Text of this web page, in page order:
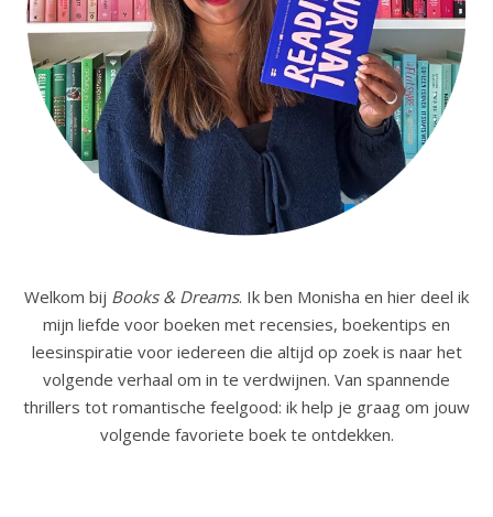
Welkom bij Books & Dreams. Ik ben Monisha en hier deel ik
mijn liefde voor boeken met recensies, boekentips en
leesinspiratie voor iedereen die altijd op zoek is naar het
volgende verhaal om in te verdwijnen. Van spannende
thrillers tot romantische feelgood: ik help je graag om jouw
volgende favoriete boek te ontdekken.